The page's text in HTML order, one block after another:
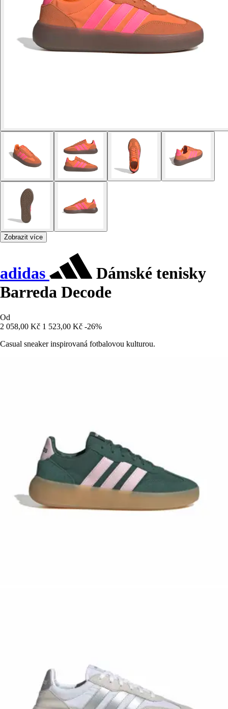
Zobrazit více
adidas
Dámské tenisky
Barreda Decode
Od
2 058,00 Kč 1 523,00 Kč -26%
Casual sneaker inspirovaná fotbalovou kulturou.